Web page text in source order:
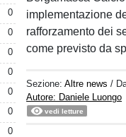
0
0
0
0
0
0
0
implementazione
rafforzamento dei
come previsto da
Sezione:Altre news /
Autore: Daniele Luongo
vedi letture